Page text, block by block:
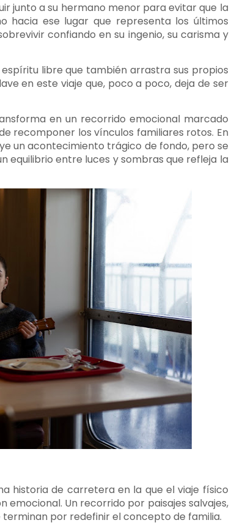
junto a su hermano menor para evitar que la
hacia ese lugar que representa los últimos
confiando en su ingenio, su carisma y
libre que también arrastra sus propios
en este viaje que, poco a poco, deja de ser
en un recorrido emocional marcado
recomponer los vínculos familiares rotos. En
un acontecimiento trágico de fondo, pero se
equilibrio entre luces y sombras que refleja la
historia de carretera en la que el viaje físico
emocional. Un recorrido por paisajes salvajes,
por redefinir el concepto de familia.